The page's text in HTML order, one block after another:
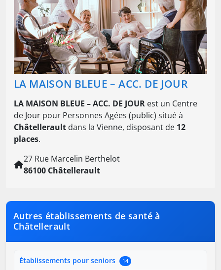
LA MAISON BLEUE – ACC. DE JOUR
LA MAISON BLEUE – ACC. DE JOUR est un Centre
de Jour pour Personnes Agées (public) situé à
Châtellerault dans la Vienne, disposant de 12
places.
27 Rue Marcelin Berthelot
86100 Châtellerault
Autres établissements de santé à
Châtellerault
Établissements pour seniors 14